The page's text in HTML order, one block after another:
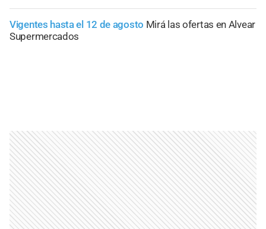
Vigentes hasta el 12 de agosto Mirá las ofertas en Alvear
Supermercados